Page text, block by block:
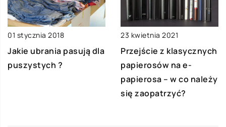
01 stycznia 2018
Jakie ubrania pasują dla
puszystych ?
23 kwietnia 2021
Przejście z klasycznych
papierosów na e-
papierosa – w co należy
się zaopatrzyć?